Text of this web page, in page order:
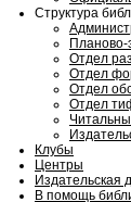
Структура
Планово-
Отдел
Отдел
Отдел
Отдел
Клубы
Центры
Издательская
В помощь